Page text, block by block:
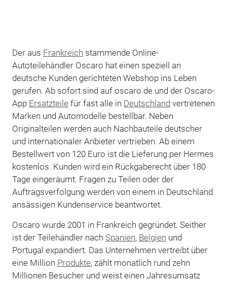
Der aus Frankreich stammende Online-
Autoteilehändler Oscaro hat einen speziell an
deutsche Kunden gerichteten Webshop ins Leben
gerufen. Ab sofort sind auf oscaro.de und der Oscaro-
App Ersatzteile für fast alle in Deutschland vertretenen
Marken und Automodelle bestellbar. Neben
Originalteilen werden auch Nachbauteile deutscher
und internationaler Anbieter vertrieben. Ab einem
Bestellwert von 120 Euro ist die Lieferung per Hermes
kostenlos. Kunden wird ein Rückgaberecht über 180
Tage eingeräumt. Fragen zu Teilen oder der
Auftragsverfolgung werden von einem in Deutschland
ansässigen Kundenservice beantwortet.
Oscaro wurde 2001 in Frankreich gegründet. Seither
ist der Teilehändler nach Spanien, Belgien und
Portugal expandiert. Das Unternehmen vertreibt über
eine Million Produkte, zählt monatlich rund zehn
Millionen Besucher und weist einen Jahresumsatz